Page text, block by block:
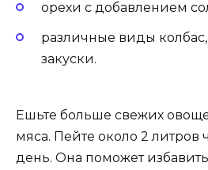
орехи с добавлением
различные виды
закуски.
Ешьте больше свежих
мяса. Пейте около 2 литров
день. Она поможет